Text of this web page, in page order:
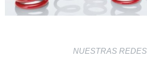
NUESTRAS REDES